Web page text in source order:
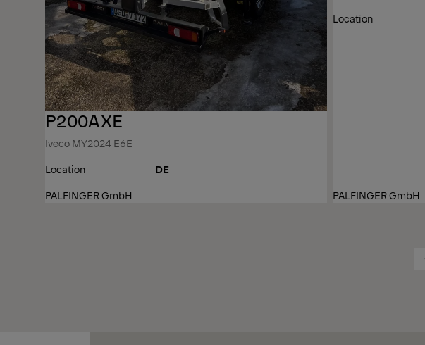
P200AXE
Iveco MY2024 E6E
Location
DE
PALFINGER GmbH
Location
PALFINGER GmbH